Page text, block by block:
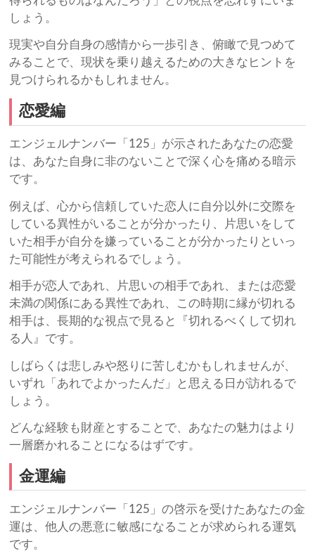
しょう。
現実や自分自身の感情から一歩引き、俯瞰で見つめて
みることで、現状を乗り越えるための大きなヒントを
見つけられるかもしれません。
恋愛編
エンジェルナンバー「125」が示されたあなたの恋愛
は、あなた自身に非のないことで深く心を痛める暗示
です。
例えば、心から信頼していた恋人に自分以外に交際を
している異性がいることが分かったり、片思いをして
いた相手が自分を嫌っていることが分かったりといっ
た可能性が考えられるでしょう。
相手が恋人であれ、片思いの相手であれ、または恋愛
未満の関係にある異性であれ、この時期に縁が切れる
相手は、長期的な視点で見ると『切れるべくして切れ
る人』です。
しばらくは悲しみや怒りに苦しむかもしれませんが、
いずれ「あれでよかったんだ」と思える日が訪れるで
しょう。
どんな経験も財産とすることで、あなたの魅力はより
一層磨かれることになるはずです。
金運編
エンジェルナンバー「125」の啓示を受けたあなたの金
運は、他人の悪意に敏感になることが求められる運気
です。